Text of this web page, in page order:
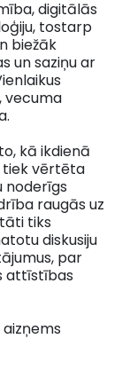
digitālās
tostarp
biežāk
un saziņu ar
vecuma
kā ikdienā
tiek vērtēta
raugās uz
tiks
diskusiju
par
attīstības